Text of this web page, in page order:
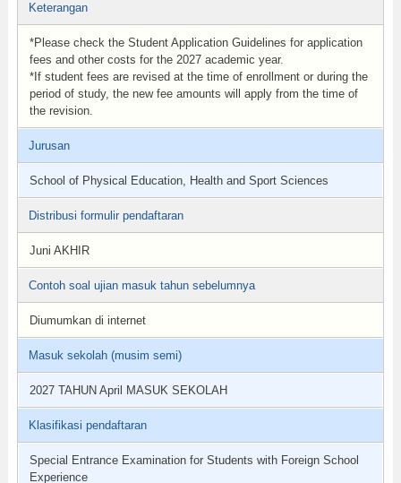
Keterangan
*Please check the Student Application Guidelines for application
fees and other costs for the 2027 academic year.
*If student fees are revised at the time of enrollment or during the
period of study, the new fee amounts will apply from the time of
the revision.
Jurusan
School of Physical Education, Health and Sport Sciences
Distribusi formulir pendaftaran
Juni AKHIR
Contoh soal ujian masuk tahun sebelumnya
Diumumkan di internet
Masuk sekolah (musim semi)
2027 TAHUN April MASUK SEKOLAH
Klasifikasi pendaftaran
Special Entrance Examination for Students with Foreign School
Experience